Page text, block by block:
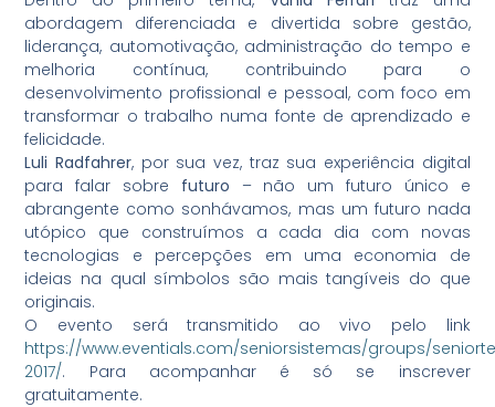
abordagem diferenciada e divertida sobre gestão,
liderança, automotivação, administração do tempo e
melhoria contínua, contribuindo para o
desenvolvimento profissional e pessoal, com foco em
transformar o trabalho numa fonte de aprendizado e
felicidade.
Luli Radfahrer, por sua vez, traz sua experiência digital
para falar sobre futuro – não um futuro único e
abrangente como sonhávamos, mas um futuro nada
utópico que construímos a cada dia com novas
tecnologias e percepções em uma economia de
ideias na qual símbolos são mais tangíveis do que
originais.
O evento será transmitido ao vivo pelo link
https://www.eventials.com/seniorsistemas/groups/
2017/. Para acompanhar é só se inscrever
gratuitamente.